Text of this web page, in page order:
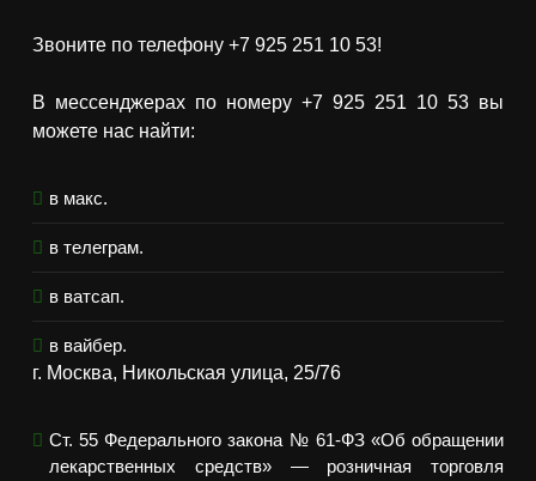
Звоните по телефону +7 925 251 10 53!
В мессенджерах по номеру +7 925 251 10 53 вы
можете нас найти:
в макс.
в телеграм.
в ватсап.
в вайбер.
г. Москва, Никольская улица, 25/76
Ст. 55 Федерального закона № 61-ФЗ «Об обращении
лекарственных средств» — розничная торговля